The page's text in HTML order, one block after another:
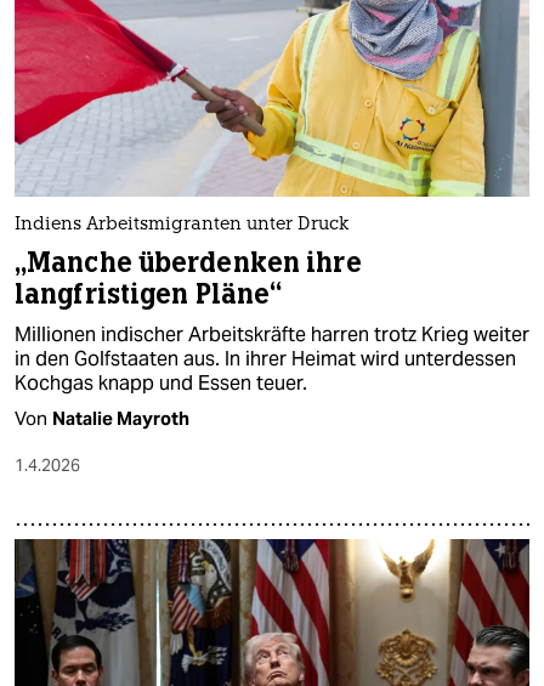
Indiens Ar­beits­mi­gran­ten unter Druck
„Manche überdenken ihre
langfristigen Pläne“
Millionen in­discher Arbeitskräfte harren trotz Krieg weiter
in den Golfstaaten aus. In ihrer Heimat wird unterdessen
Kochgas knapp und Essen teuer.
Von Natalie Mayroth
1.4.2026